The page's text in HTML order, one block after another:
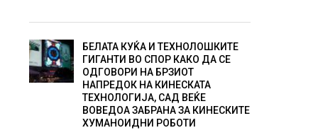
БЕЛАТА КУЌА И ТЕХНОЛОШКИТЕ
ГИГАНТИ ВО СПОР КАКО ДА СЕ
ОДГОВОРИ НА БРЗИОТ
НАПРЕДОК НА КИНЕСКАТА
ТЕХНОЛОГИЈА, САД ВЕЌЕ
ВОВЕДОА ЗАБРАНА ЗА КИНЕСКИТЕ
ХУМАНОИДНИ РОБОТИ